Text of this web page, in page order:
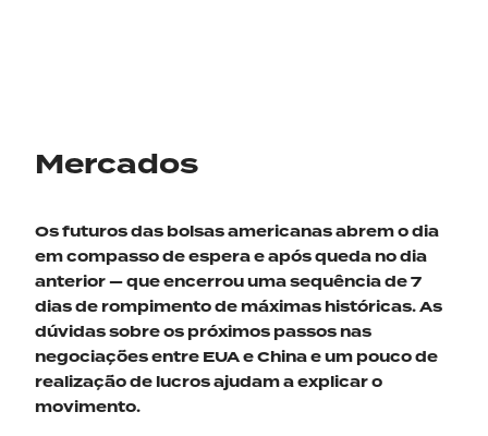
Mercados
Os futuros das bolsas americanas abrem o dia
em compasso de espera e apósqueda nodia
anterior— que encerrouuma sequência de 7
dias de rompimento de máximas históricas. As
dúvidas sobre os próximos passos nas
negociaçõesentre EUA e China e um pouco de
realização de lucrosajudama explicar o
movimento.